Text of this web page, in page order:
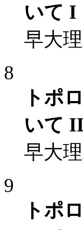
いて I
早大
8
トポ
いて II
早大
9
トポ